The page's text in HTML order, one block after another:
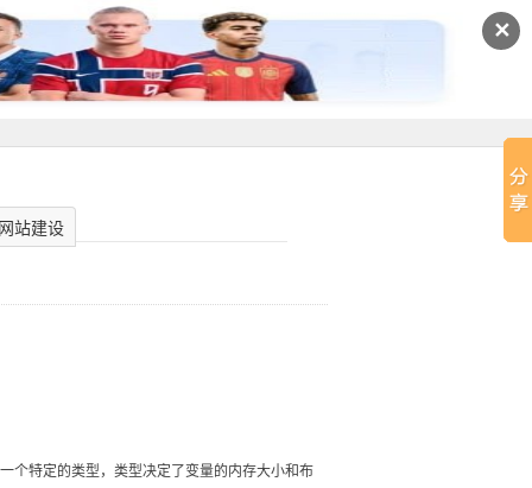
✕
站建设
个特定的类型，类型决定了变量的内存大小和布